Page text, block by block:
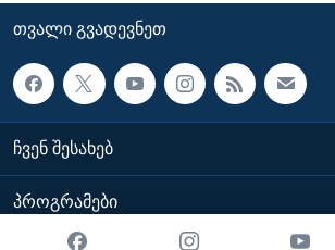
ᲗᲕᲐᲚᲘ ᲒᲕᲐᲓᲔᲕᲜᲔᲗ
ᲩᲕᲔᲜ ᲨᲔᲡᲐᲮᲔᲑ
ᲞᲠᲝᲒᲠᲐᲛᲔᲑᲘ